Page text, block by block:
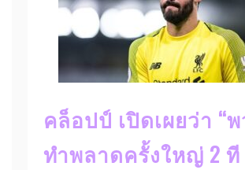
คล็อปป์ เปิดเผยว่า “พ
ทำพลาดครั้งใหญ่ 2